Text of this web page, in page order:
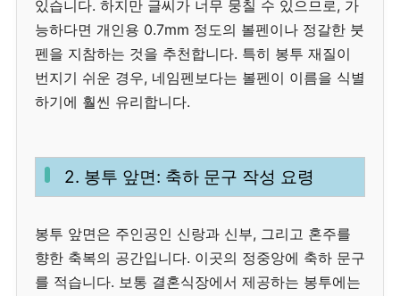
있습니다. 하지만 글씨가 너무 뭉칠 수 있으므로, 가
능하다면 개인용 0.7mm 정도의 볼펜이나 정갈한 붓
펜을 지참하는 것을 추천합니다. 특히 봉투 재질이
번지기 쉬운 경우, 네임펜보다는 볼펜이 이름을 식별
하기에 훨씬 유리합니다.
2. 봉투 앞면: 축하 문구 작성 요령
봉투 앞면은 주인공인 신랑과 신부, 그리고 혼주를
향한 축복의 공간입니다. 이곳의 정중앙에 축하 문구
를 적습니다. 보통 결혼식장에서 제공하는 봉투에는